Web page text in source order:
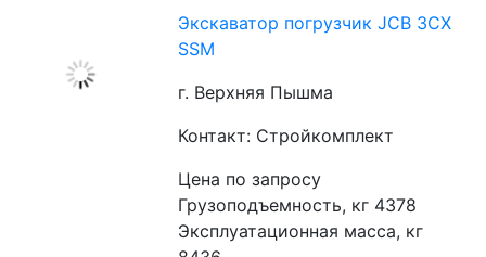
Экскаватор погрузчик JCB 3CX
SSM
г. Верхняя Пышма
Контакт: Стройкомплект
Цена по запросу
Грузоподъемность, кг 4378
Эксплуатационная масса, кг